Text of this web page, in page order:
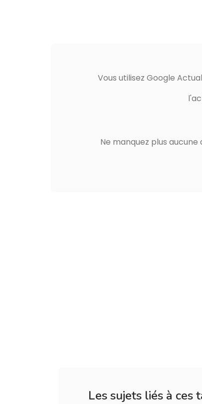
Vous utilisez Google
Ne manquez plus aucune
Les sujets liés à ces